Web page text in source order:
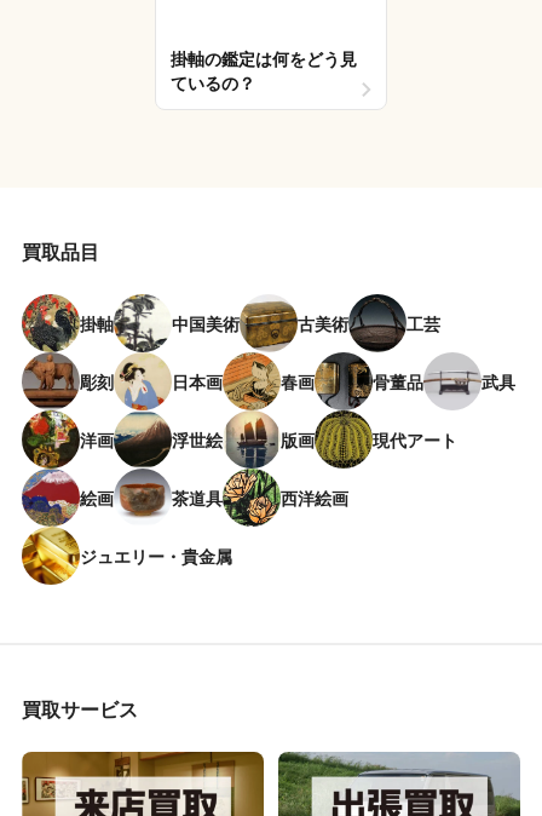
掛軸の鑑定は何をどう見
ているの？
買取品目
掛軸 中国美術 古美術 工芸
彫刻 日本画 春画 骨董品 武具
洋画 浮世絵 版画 現代アート
絵画 茶道具 西洋絵画
ジュエリー・貴金属
買取サービス